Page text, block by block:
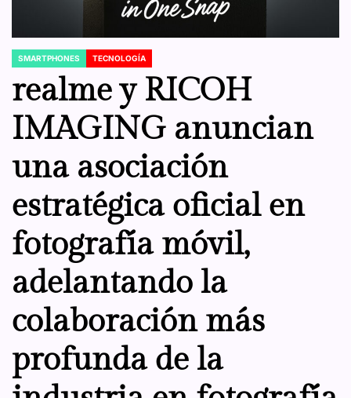
POSTED
SMARTPHONES TECNOLOGÍA
realme y RICOH
IMAGING anuncian
una asociación
estratégica oficial en
fotografía móvil,
adelantando la
colaboración más
profunda de la